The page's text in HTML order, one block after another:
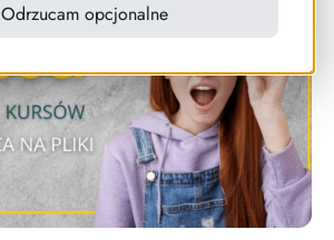
Odrzucam opcjonalne